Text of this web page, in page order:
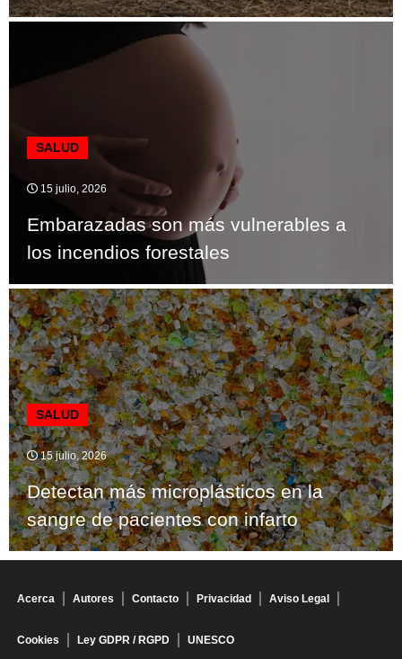
SALUD
15 julio, 2026
Embarazadas son más vulnerables a
los incendios forestales
SALUD
15 julio, 2026
Detectan más microplásticos en la
sangre de pacientes con infarto
Acerca Autores Contacto Privacidad Aviso Legal
Cookies Ley GDPR / RGPD UNESCO